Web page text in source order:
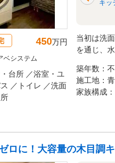
450万円
ベシステム
台所 ／浴室・ユ
／トイレ ／洗面
洗面所・脱衣所 キッ
当初は洗
を通じ、
ず、断熱
ンには、
なLIXIL「
きレンジ
能性に惚
室に採用
ージを共
な住まい
築年数：
施工地：
家族構成
ロに！大容量の木目調